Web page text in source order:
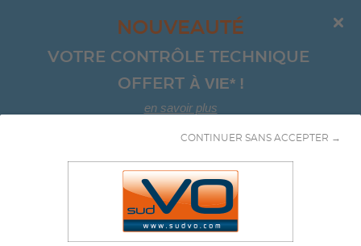
CONTINUER SANS ACCEPTER →
NOUVEAUTÉ
VOTRE CONTRÔLE TECHNIQUE
OFFERT À VIE*!
en savoir plus
Aller au contenu